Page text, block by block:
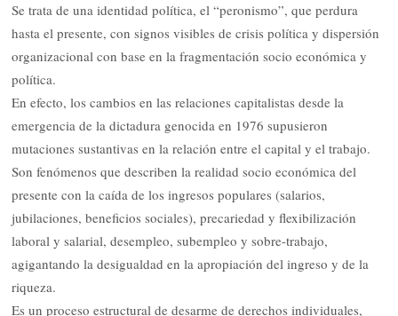
Se trata de una identidad política, el “peronismo”, que perdura
hasta el presente, con signos visibles de crisis política y dispersión
organizacional con base en la fragmentación socio económica y
política.
En efecto, los cambios en las relaciones capitalistas desde la
emergencia de la dictadura genocida en 1976 supusieron
mutaciones sustantivas en la relación entre el capital y el trabajo.
Son fenómenos que describen la realidad socio económica del
presente con la caída de los ingresos populares (salarios,
jubilaciones, beneficios sociales), precariedad y flexibilización
laboral y salarial, desempleo, subempleo y sobre-trabajo,
agigantando la desigualdad en la apropiación del ingreso y de la
riqueza.
Es un proceso estructural de desarme de derechos individuales,